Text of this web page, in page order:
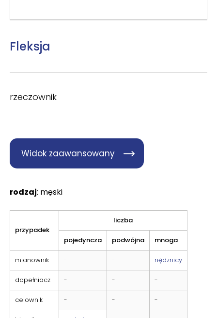
Fleksja
rzeczownik
Widok zaawansowany
rodzaj: męski
przypadek
liczba
pojedyncza podwójna mnoga
mianownik - - nędznicy
dopełniacz - - -
celownik - - -